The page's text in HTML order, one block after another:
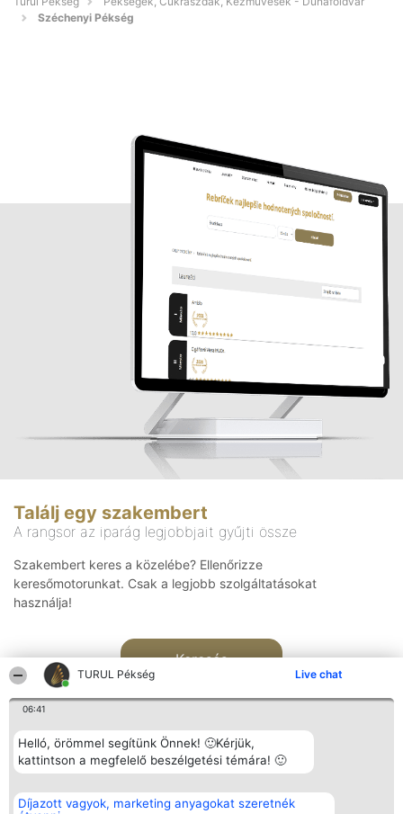
TURUL Pékség Live chat
06:41
Helló, örömmel segítünk Önnek! 🙂Kérjük,
kattintson a megfelelő beszélgetési témára! 🙂
Díjazott vagyok, marketing anyagokat szeretnék
Széchenyi Pékség
Találj egy szakembert
A rangsor az iparág legjobbjait gyűjti össze
Szakembert keres a közelébe? Ellenőrizze
keresőmotorunkat. Csak a legjobb szolgáltatásokat
használja!
Keresés
Rangsorszervező
SC Beautiful Company S.R.L.
Népszavazás
Nyertesek
Elérhetőség
Elérhetőség